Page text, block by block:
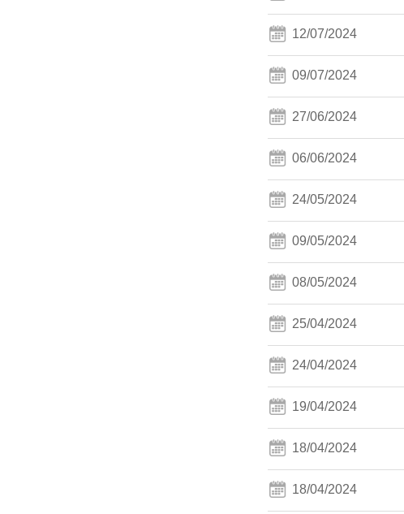
12/07/2024
09/07/2024
27/06/2024
06/06/2024
24/05/2024
09/05/2024
08/05/2024
25/04/2024
24/04/2024
19/04/2024
18/04/2024
18/04/2024